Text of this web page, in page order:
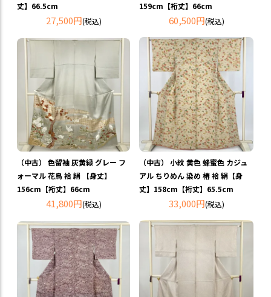
丈】66.5cm
27,500円(税込)
159cm【裄丈】66cm
60,500円(税込)
（中古） 色留袖 灰黄緑 グレー フ
ォーマル 花鳥 袷 絹 【身丈】
156cm【裄丈】66cm
41,800円(税込)
（中古） 小紋 黄色 蜂蜜色 カジュ
アル ちりめん 染め 椿 袷 絹【身
丈】158cm【裄丈】65.5cm
33,000円(税込)